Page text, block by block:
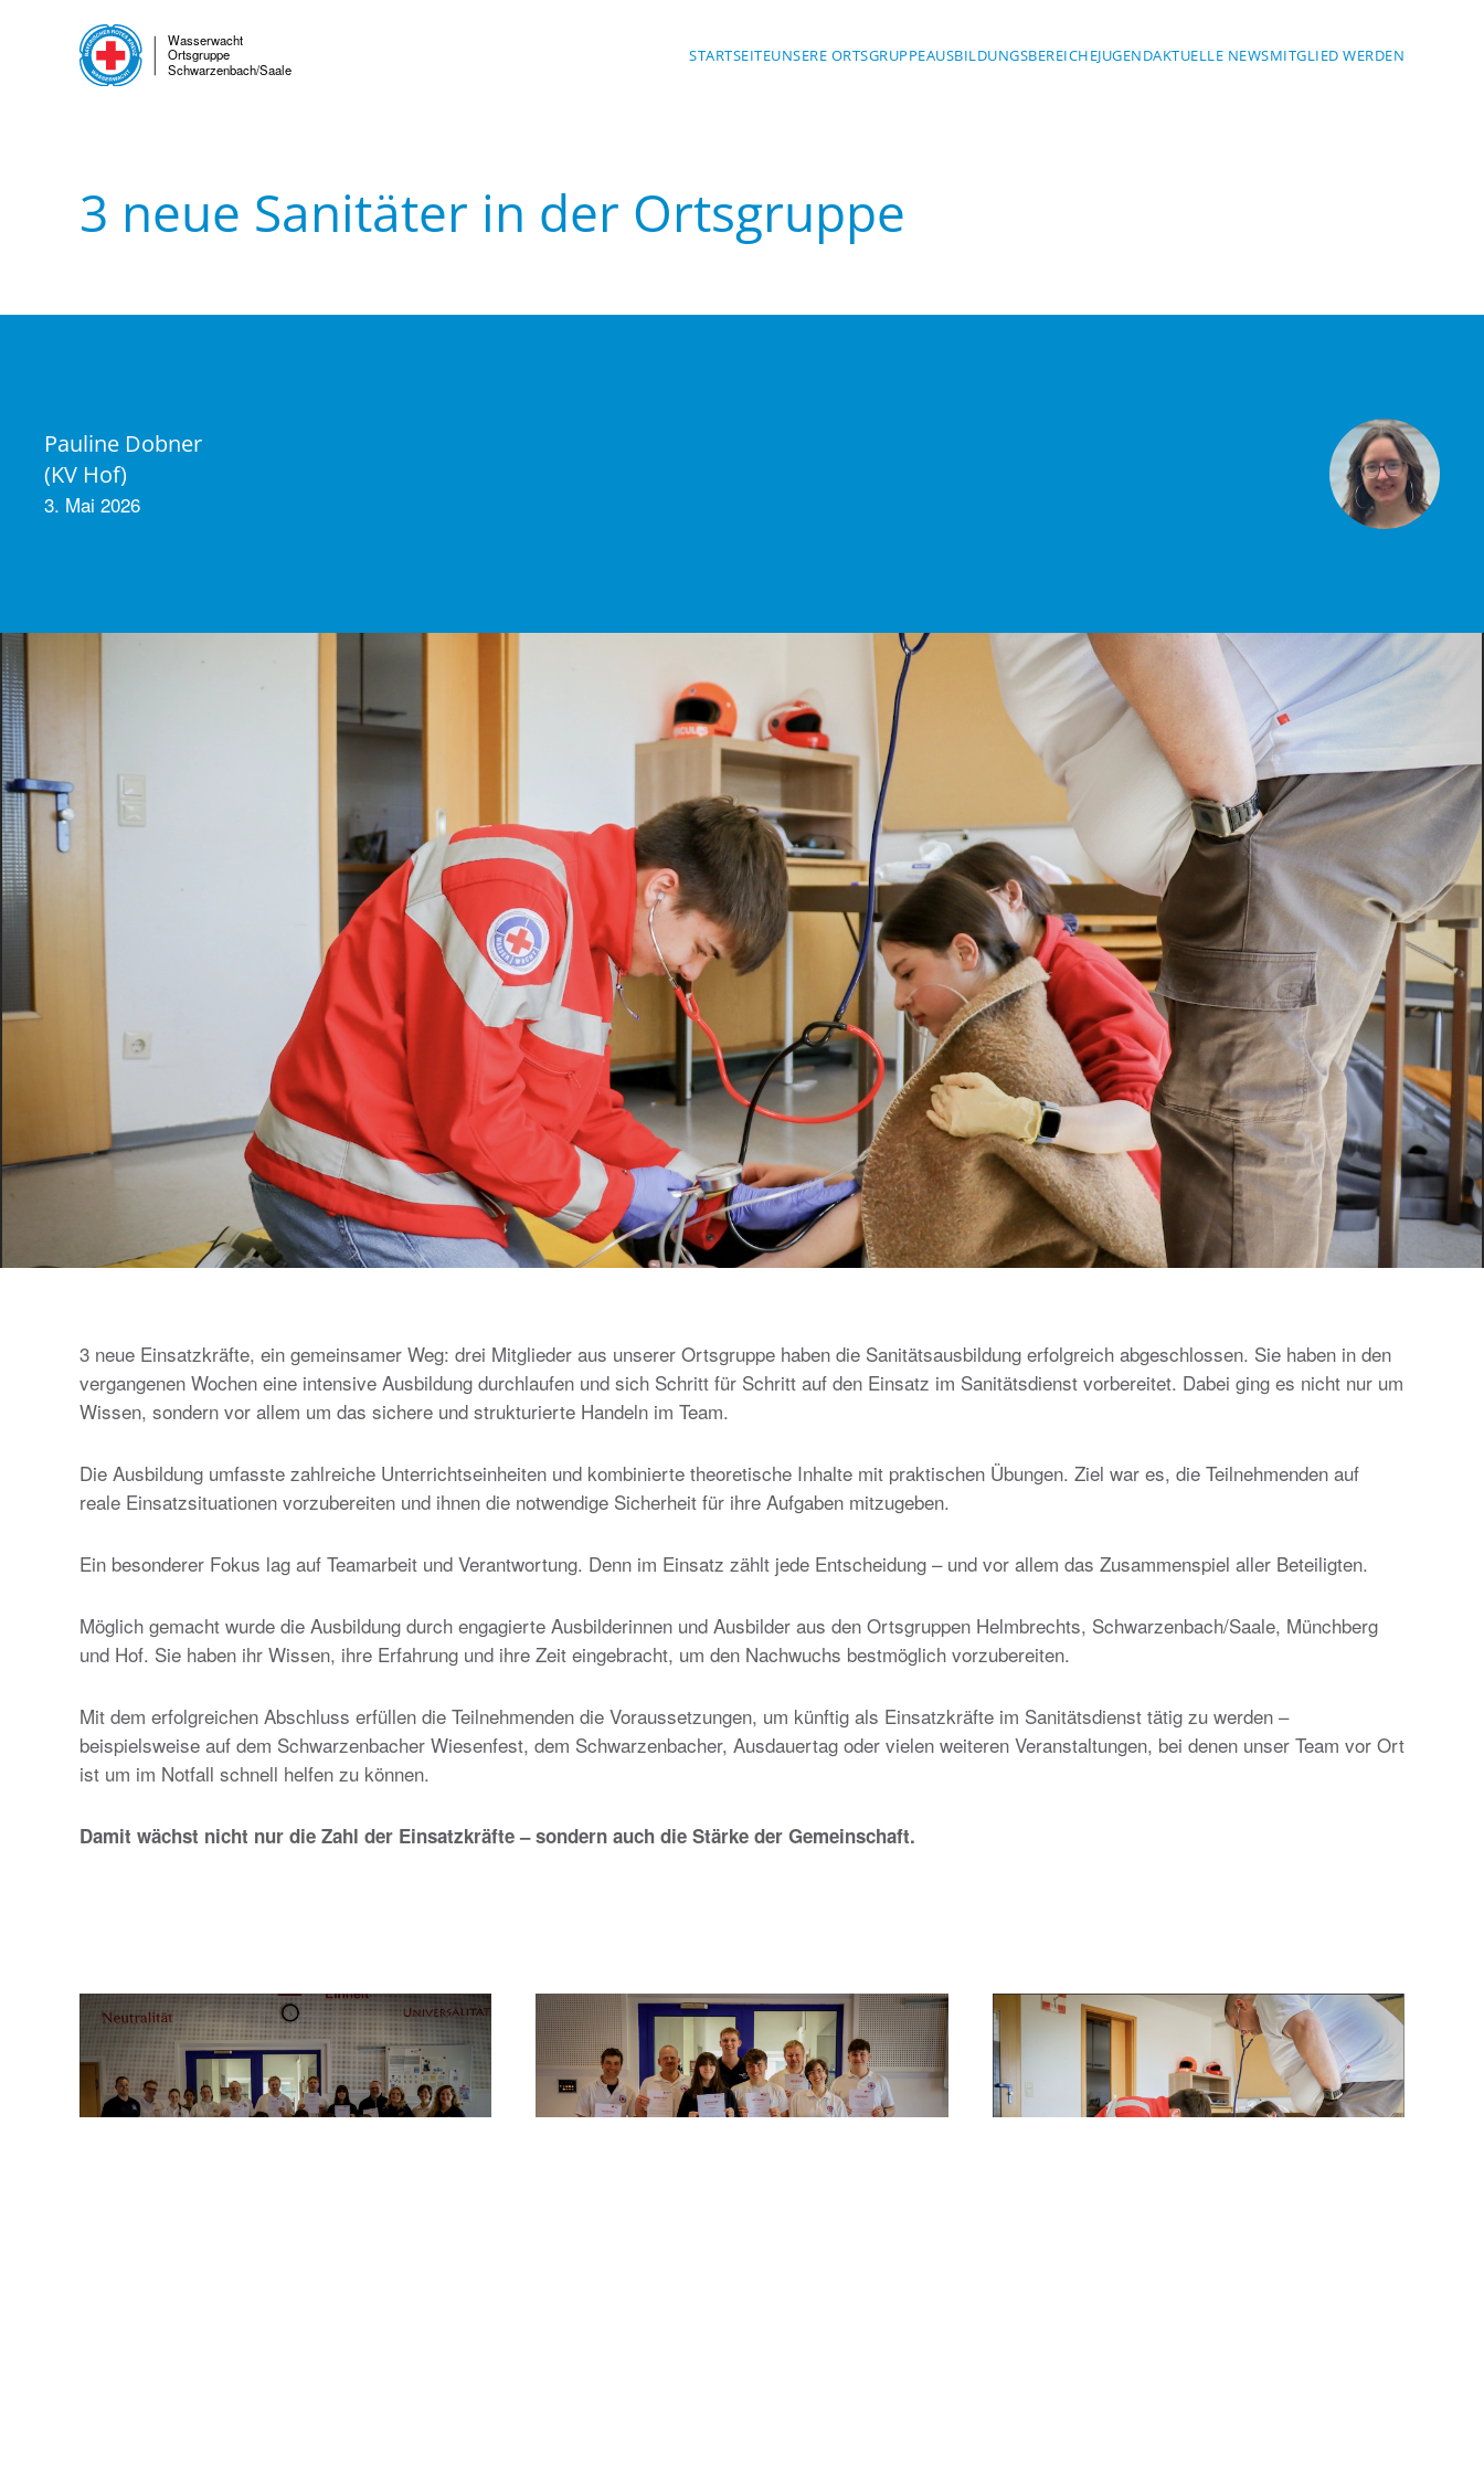
Skip to main content STARTSEITEUNSERE ORTSGRUPPEAUSBILDUNGSBEREICHEJUGENDAKTUELLE NEWSMITGLIED WERDEN
3 neue Sanitäter in der Ortsgruppe
Pauline Dobner
(KV Hof)
3. Mai 2026
3 neue Einsatzkräfte, ein gemeinsamer Weg: drei Mitglieder aus unserer Ortsgruppe haben die Sanitätsausbildung erfolgreich abgeschlossen. Sie haben in den
vergangenen Wochen eine intensive Ausbildung durchlaufen und sich Schritt für Schritt auf den Einsatz im Sanitätsdienst vorbereitet. Dabei ging es nicht nur um
Wissen, sondern vor allem um das sichere und strukturierte Handeln im Team.
Die Ausbildung umfasste zahlreiche Unterrichtseinheiten und kombinierte theoretische Inhalte mit praktischen Übungen. Ziel war es, die Teilnehmenden auf
reale Einsatzsituationen vorzubereiten und ihnen die notwendige Sicherheit für ihre Aufgaben mitzugeben.
Ein besonderer Fokus lag auf Teamarbeit und Verantwortung. Denn im Einsatz zählt jede Entscheidung – und vor allem das Zusammenspiel aller Beteiligten.
Möglich gemacht wurde die Ausbildung durch engagierte Ausbilderinnen und Ausbilder aus den Ortsgruppen Helmbrechts, Schwarzenbach/Saale, Münchberg
und Hof. Sie haben ihr Wissen, ihre Erfahrung und ihre Zeit eingebracht, um den Nachwuchs bestmöglich vorzubereiten.
Mit dem erfolgreichen Abschluss erfüllen die Teilnehmenden die Voraussetzungen, um künftig als Einsatzkräfte im Sanitätsdienst tätig zu werden –
beispielsweise auf dem Schwarzenbacher Wiesenfest, dem Schwarzenbacher, Ausdauertag oder vielen weiteren Veranstaltungen, bei denen unser Team vor Ort
ist um im Notfall schnell helfen zu können.
Damit wächst nicht nur die Zahl der Einsatzkräfte – sondern auch die Stärke der Gemeinschaft.